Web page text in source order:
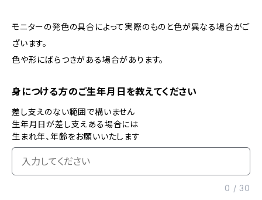
モニターの発色の具合によって実際のものと色が異なる場合がご
ざいます。
色や形にばらつきがある場合があります。
身につける方のご生年月日を教えてください
差し支えのない範囲で構いません
生年月日が差し支えある場合には
生まれ年、年齢をお願いいたします
0 /30